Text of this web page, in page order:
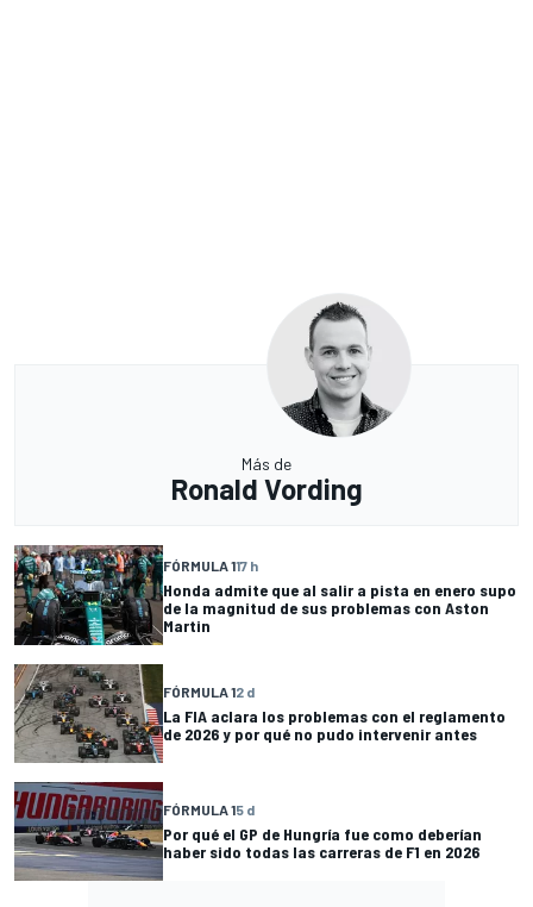
Más de
Ronald Vording
FÓRMULA 117 h
Honda admite que al salir a pista en enero supo
de la magnitud de sus problemas con Aston
Martin
FÓRMULA 12 d
La FIA aclara los problemas con el reglamento
de 2026 y por qué no pudo intervenir antes
FÓRMULA 15 d
Por qué el GP de Hungría fue como deberían
haber sido todas las carreras de F1 en 2026